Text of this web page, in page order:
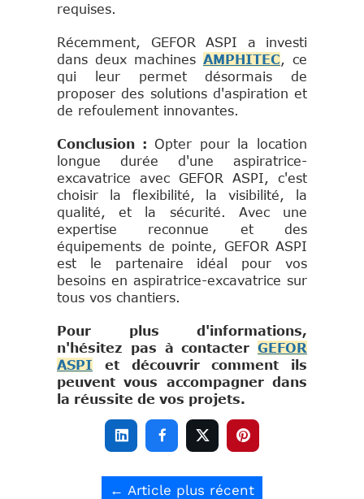
requises.
Récemment, GEFOR ASPI a investi
dans deux machines AMPHITEC, ce
qui leur permet désormais de
proposer des solutions d'aspiration et
de refoulement innovantes.
Conclusion :
Opter pour la location
longue durée d'une aspiratrice-
excavatrice avec GEFOR ASPI, c'est
choisir la flexibilité, la visibilité, la
qualité, et la sécurité. Avec une
expertise reconnue et des
équipements de pointe, GEFOR ASPI
est le partenaire idéal pour vos
besoins en aspiratrice-excavatrice sur
tous vos chantiers.
Pour plus d'informations,
n'hésitez pas à contacter GEFOR
ASPI et découvrir comment ils
peuvent vous accompagner dans
la réussite de vos projets.
   
← Article plus récent